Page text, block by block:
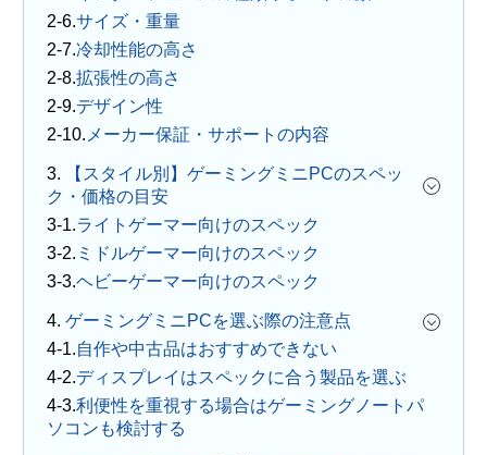
サイズ・重量
冷却性能の高さ
拡張性の高さ
デザイン性
メーカー保証・サポートの内容
3.
【スタイル別】ゲーミングミニPCのスペッ
ク・価格の目安
ライトゲーマー向けのスペック
ミドルゲーマー向けのスペック
ヘビーゲーマー向けのスペック
4. ゲーミングミニPCを選ぶ際の注意点
自作や中古品はおすすめできない
ディスプレイはスペックに合う製品を選ぶ
利便性を重視する場合はゲーミングノートパ
ソコンも検討する